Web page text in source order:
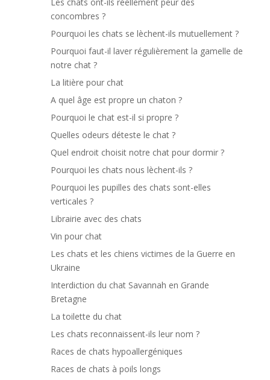
concombres ?
Pourquoi les chats se lèchent-ils mutuellement ?
Pourquoi faut-il laver régulièrement la gamelle de
notre chat ?
La litière pour chat
A quel âge est propre un chaton ?
Pourquoi le chat est-il si propre ?
Quelles odeurs déteste le chat ?
Quel endroit choisit notre chat pour dormir ?
Pourquoi les chats nous lèchent-ils ?
Pourquoi les pupilles des chats sont-elles
verticales ?
Librairie avec des chats
Vin pour chat
Les chats et les chiens victimes de la Guerre en
Ukraine
Interdiction du chat Savannah en Grande
Bretagne
La toilette du chat
Les chats reconnaissent-ils leur nom ?
Races de chats hypoallergéniques
Races de chats à poils longs